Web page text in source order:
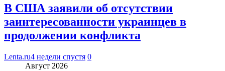
В США заявили об отсутствии
заинтересованности украинцев в
продолжении конфликта
Lenta.ru4 недели спустя 0
Август 2026